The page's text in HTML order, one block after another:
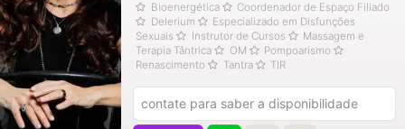
Bioenergética
Coordenador de Espaço Filiado
Delerium
Especializado em Disfunções
Sexuais
Instrutor de Cursos
Massagem e
Terapia Tântrica
OM
Pompoarismo
Renascimento
Tantra TIR
contate para saber a disponibilidade